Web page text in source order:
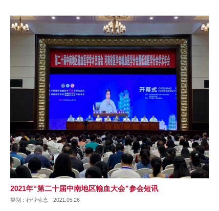
2021年“第二十届中南地区输血大会”参会短讯
类别：行业动态 2021.05.26